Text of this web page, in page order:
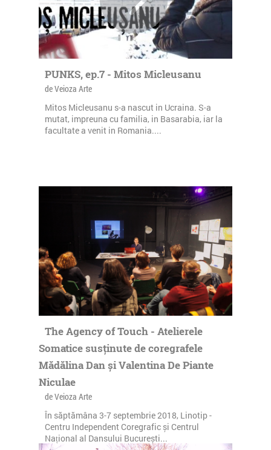
PUNKS, ep.7 - Mitos Micleusanu
de Veioza Arte
Mitos Micleusanu s-a nascut in Ucraina. S-a
mutat, impreuna cu familia, in Basarabia, iar la
facultate a venit in Romania....
The Agency of Touch - Atelierele
Somatice susținute de coregrafele
Mădălina Dan și Valentina De Piante
Niculae
de Veioza Arte
În săptămâna 3-7 septembrie 2018, Linotip -
Centru Independent Coregrafic și Centrul
Național al Dansului București...